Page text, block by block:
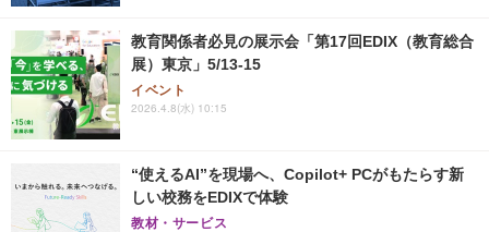
教育関係者必見の展示会「第17回EDIX（教育総合
展）東京」5/13-15
イベント
2026.4.8(水) 10:15
“使えるAI”を現場へ、Copilot+ PCがもたらす新
しい校務をEDIXで体験
教材・サービス